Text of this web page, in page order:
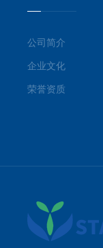
公司简介
企业文化
荣誉资质